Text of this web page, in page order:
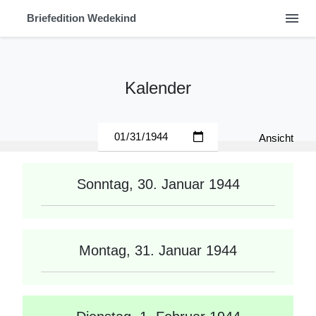
Briefedition Wedekind menu
Kalender
Ansicht
Sonntag, 30. Januar 1944
Montag, 31. Januar 1944